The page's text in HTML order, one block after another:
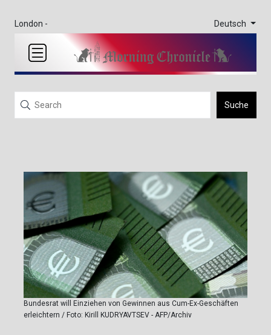
London - Deutsch
Suche
Bundesrat will Einziehen von Gewinnen aus Cum-Ex-Geschäften
erleichtern / Foto: Kirill KUDRYAVTSEV - AFP/Archiv